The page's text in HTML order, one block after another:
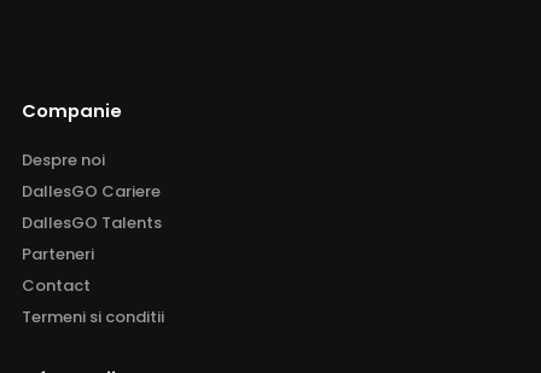
Companie
Despre noi
DallesGO Cariere
DallesGO Talents
Parteneri
Contact
Termeni si conditii